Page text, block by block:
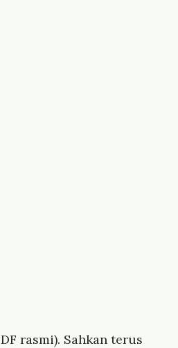
rasmi). Sahkan terus